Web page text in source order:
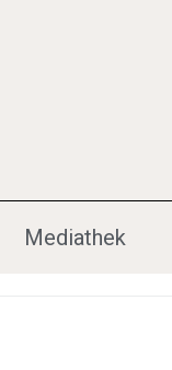
Mediathek